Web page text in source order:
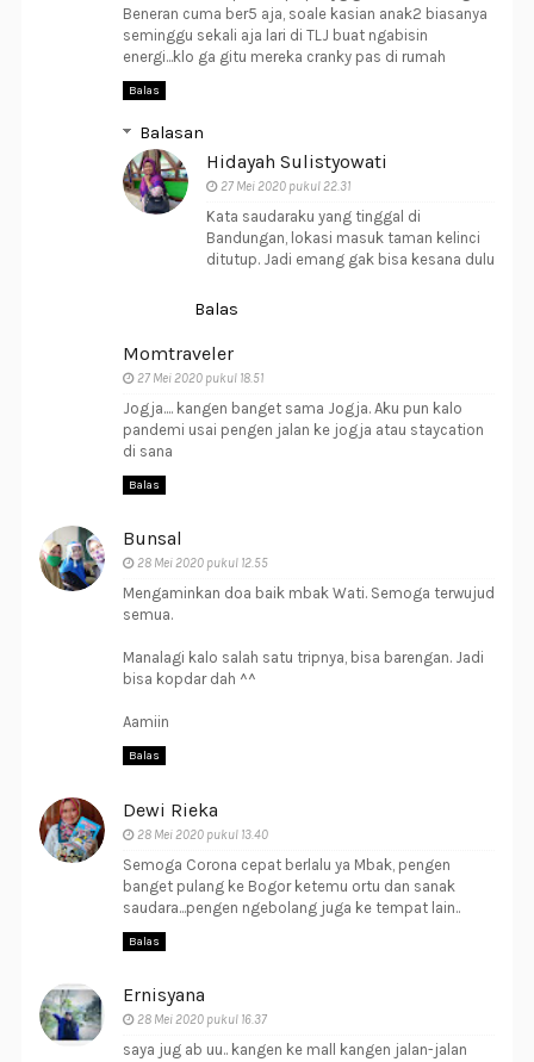
Beneran cuma ber5 aja, soale kasian anak2 biasanya
seminggu sekali aja lari di TLJ buat ngabisin
energi...klo ga gitu mereka cranky pas di rumah
Balas
Balasan
Hidayah Sulistyowati
27 Mei 2020 pukul 22.31
Kata saudaraku yang tinggal di
Bandungan, lokasi masuk taman kelinci
ditutup. Jadi emang gak bisa kesana dulu
Balas
Momtraveler
27 Mei 2020 pukul 18.51
Jogja.... kangen banget sama Jogja. Aku pun kalo
pandemi usai pengen jalan ke jogja atau staycation
di sana
Balas
Bunsal
28 Mei 2020 pukul 12.55
Mengaminkan doa baik mbak Wati. Semoga terwujud
semua.
Manalagi kalo salah satu tripnya, bisa barengan. Jadi
bisa kopdar dah ^^
Aamiin
Balas
Dewi Rieka
28 Mei 2020 pukul 13.40
Semoga Corona cepat berlalu ya Mbak, pengen
banget pulang ke Bogor ketemu ortu dan sanak
saudara...pengen ngebolang juga ke tempat lain..
Balas
Ernisyana
28 Mei 2020 pukul 16.37
saya jug ab uu.. kangen ke mall kangen jalan-jalan